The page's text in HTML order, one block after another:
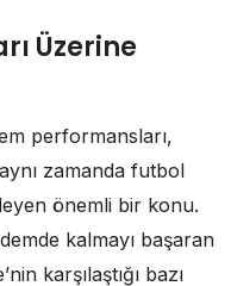
Üzerine
performansları,
aynı zamanda futbol
önemli bir konu.
kalmayı başaran
karşılaştığı bazı